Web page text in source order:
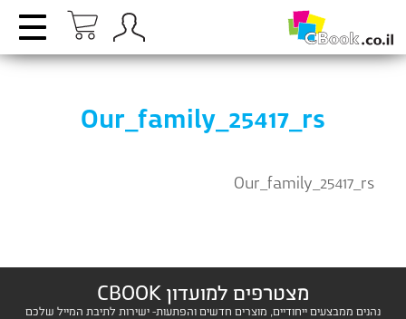
Our_family_25417_rs
Our_family_25417_rs
מצטרפים למועדון CBOOK
נהנים ממבצעים ייחודיים, מוצרים חדשים והפתעות- ישירות לתיבת המייל שלכם